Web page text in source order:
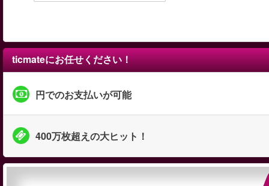
ticmateにお任せください！
円でのお支払いが可能
400万枚超えの大ヒット！